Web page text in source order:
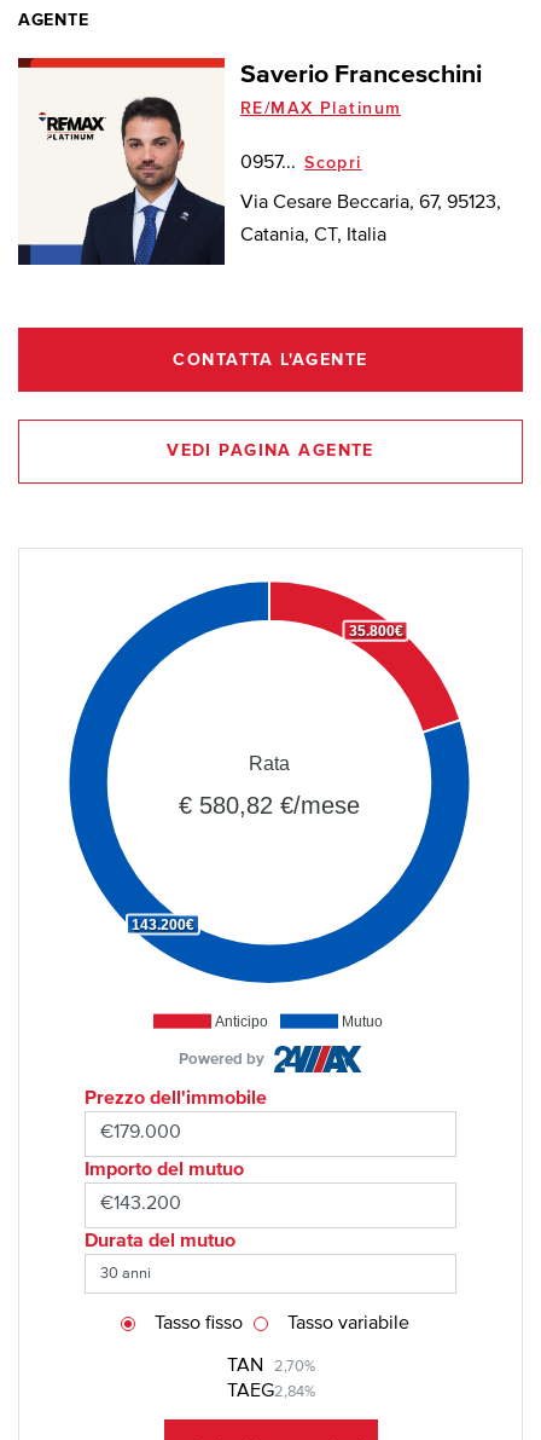
AGENTE
Saverio Franceschini
RE/MAX Platinum
0957... Scopri
Via Cesare Beccaria, 67, 95123,
Catania, CT, Italia
CONTATTA L'AGENTE
VEDI PAGINA AGENTE
Anticipo Mutuo
35.800€
143.200€
Rata
€ 580,82 €/mese
Powered by
Prezzo dell'immobile
Importo del mutuo
Durata del mutuo
TAN 2,70%
TAEG2,84%
Tasso fisso Tasso variabile